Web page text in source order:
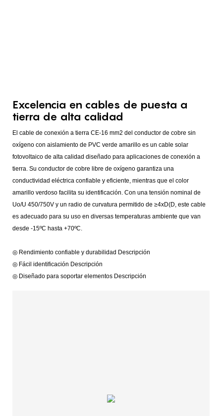
Excelencia en cables de puesta a
tierra de alta calidad
El cable de conexión a tierra CE-16 mm2 del conductor de cobre sin
oxígeno con aislamiento de PVC verde amarillo es un cable solar
fotovoltaico de alta calidad diseñado para aplicaciones de conexión a
tierra. Su conductor de cobre libre de oxígeno garantiza una
conductividad eléctrica confiable y eficiente, mientras que el color
amarillo verdoso facilita su identificación. Con una tensión nominal de
Uo/U 450/750V y un radio de curvatura permitido de ≥4xD(D, este cable
es adecuado para su uso en diversas temperaturas ambiente que van
desde -15ºC hasta +70ºC.
◎ Rendimiento confiable y durabilidad Descripción
◎ Fácil identificación Descripción
◎ Diseñado para soportar elementos Descripción